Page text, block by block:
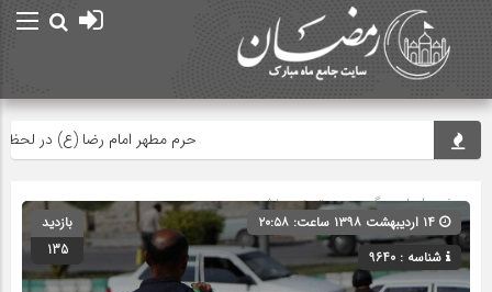
حرم مطهر امام رضا (ع) در لحظه
صفحه اصلی» گروه » دسته‌بندی نشده
شناسه : 9640
بازدید
135